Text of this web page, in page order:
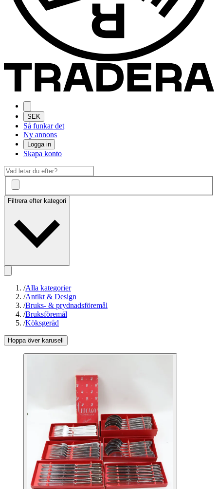
SEK
Så funkar det
Ny annons
Logga in
Skapa konto
Filtrera efter kategori
/Alla kategorier
/Antikt & Design
/Bruks- & prydnadsföremål
/Bruksföremål
/Köksgeråd
Hoppa över karusell